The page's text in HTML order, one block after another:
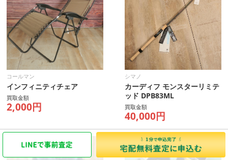
コールマン
インフィニティチェア
買取金額
2,000円
シマノ
カーディフ モンスターリミテ
ッド DPB83ML
買取金額
40,000円